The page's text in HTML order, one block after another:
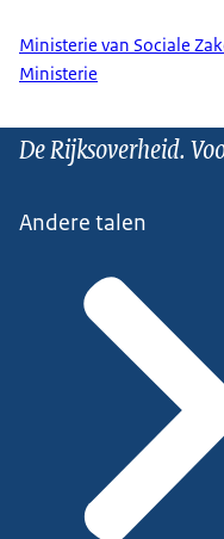
Ministerie van Sociale
Ministerie
De Rijksoverheid.
Andere talen